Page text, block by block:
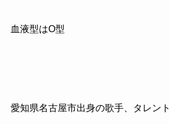
血液型はO型
愛知県名古屋市出身の歌手、タレント